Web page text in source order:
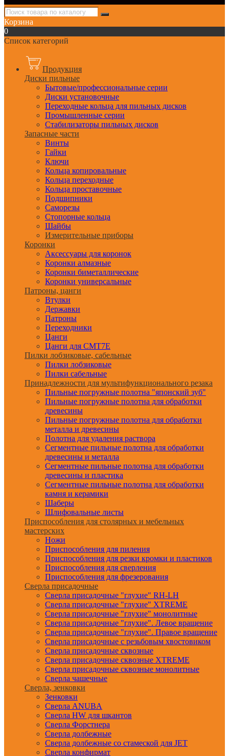
Корзина
0
Список категорий
Продукция
Диски пильные
Бытовые/профессиональные серии
Диски установочные
Переходные кольца для пильных дисков
Промышленные серии
Стабилизаторы пильных дисков
Запасные части
Винты
Гайки
Ключи
Кольца копировальные
Кольца переходные
Кольца проставочные
Подшипники
Саморезы
Стопорные кольца
Шайбы
Измерительные приборы
Коронки
Аксессуары для коронок
Коронки алмазные
Коронки биметаллические
Коронки универсальные
Патроны, цанги
Втулки
Державки
Патроны
Переходники
Цанги
Цанги для CMT7E
Пилки лобзиковые, сабельные
Пилки лобзиковые
Пилки сабельные
Принадлежности для мультифункционального резака
Пильные погружные полотна "японский зуб"
Пильные погружные полотна для обработки
древесины
Пильные погружные полотна для обработки
металла и древесины
Полотна для удаления раствора
Сегментные пильные полотна для обработки
древесины и металла
Сегментные пильные полотна для обработки
древесины и пластика
Сегментные пильные полотна для обработки
камня и керамики
Шаберы
Шлифовальные листы
Приспособления для столярных и мебельных
мастерских
Ножи
Приспособления для пиления
Приспособления для резки кромки и пластиков
Приспособления для сверления
Приспособления для фрезерования
Сверла присадочные
Сверла присадочные "глухие" RH-LH
Сверла присадочные "глухие" XTREME
Сверла присадочные "глухие" монолитные
Сверла присадочные "глухие". Левое вращение
Сверла присадочные "глухие". Правое вращение
Сверла присадочные с резьбовым хвостовиком
Сверла присадочные сквозные
Сверла присадочные сквозные XTREME
Сверла присадочные сквозные монолитные
Сверла чашечные
Сверла, зенковки
Зенковки
Сверла ANUBA
Сверла HW для шкантов
Сверла Форстнера
Сверла долбежные
Сверла долбежные со стамеской для JET
Сверла конфирмат